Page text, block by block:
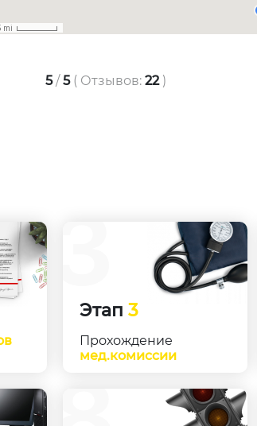
5 / 5 ( Отзывов: 22 )
Этап 3
Прохождение
мед.комиссии